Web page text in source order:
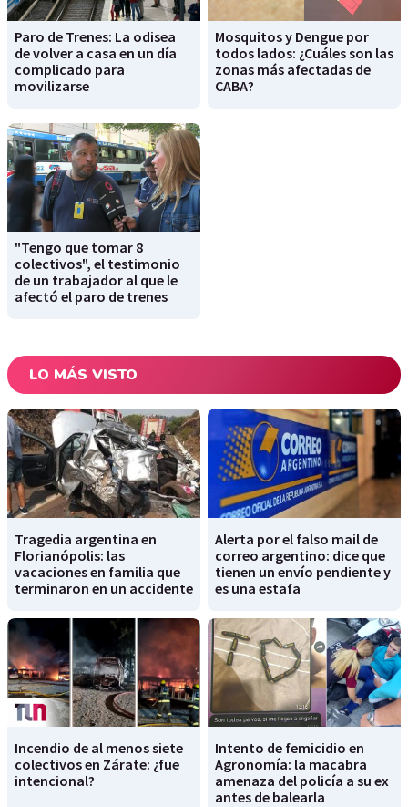
Paro de Trenes: La odisea
de volver a casa en un día
complicado para
movilizarse
Mosquitos y Dengue por
todos lados: ¿Cuáles son las
zonas más afectadas de
CABA?
"Tengo que tomar 8
colectivos", el testimonio
de un trabajador al que le
afectó el paro de trenes
LO MÁS VISTO
Tragedia argentina en
Florianópolis: las
vacaciones en familia que
terminaron en un accidente
Alerta por el falso mail de
correo argentino: dice que
tienen un envío pendiente y
es una estafa
Incendio de al menos siete
colectivos en Zárate: ¿fue
intencional?
Intento de femicidio en
Agronomía: la macabra
amenaza del policía a su ex
antes de balearla